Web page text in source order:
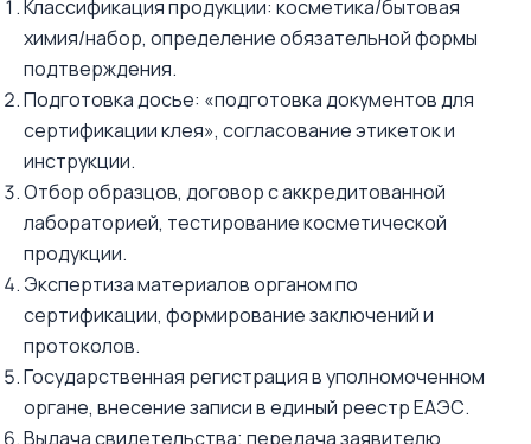
Классификация продукции: косметика/бытовая
химия/набор, определение обязательной формы
подтверждения.
Подготовка досье: «подготовка документов для
сертификации клея», согласование этикеток и
инструкции.
Отбор образцов, договор с аккредитованной
лабораторией, тестирование косметической
продукции.
Экспертиза материалов органом по
сертификации, формирование заключений и
протоколов.
Государственная регистрация в уполномоченном
органе, внесение записи в единый реестр ЕАЭС.
Выдача свидетельства; передача заявителю